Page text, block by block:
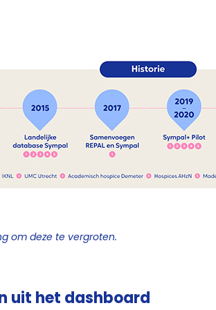
om deze te vergroten.
uit het dashboard